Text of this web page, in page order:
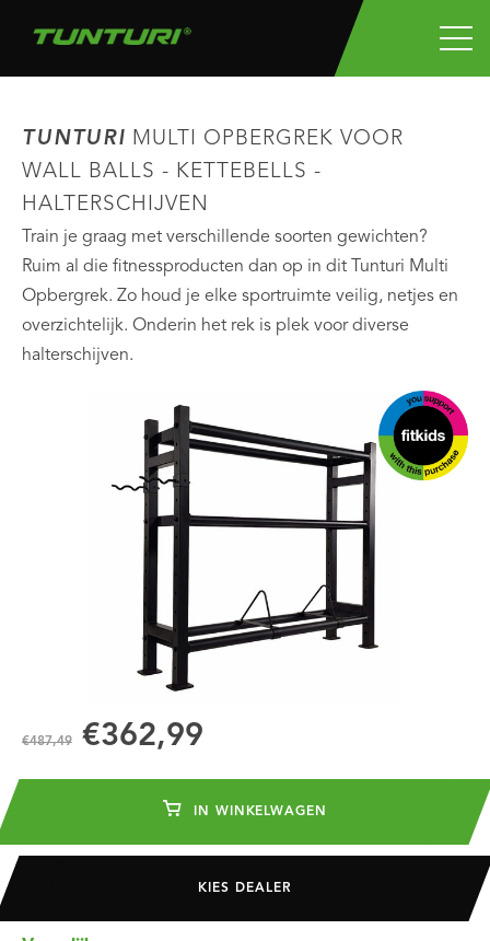
TUNTURI MULTI OPBERGREK VOOR
WALL BALLS - KETTEBELLS -
HALTERSCHIJVEN
Train je graag met verschillende soorten gewichten?
Ruim al die fitnessproducten dan op in dit Tunturi Multi
Opbergrek. Zo houd je elke sportruimte veilig, netjes en
overzichtelijk. Onderin het rek is plek voor diverse
halterschijven.
€487,49 €362,99
IN WINKELWAGEN
KIES DEALER